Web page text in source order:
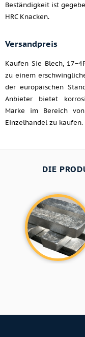
Beständigkeit ist
HRC Knacken.
Versandpreis
Kaufen Sie Blech,
zu einem
der europäischen
Anbieter bietet
Marke im Bereich
Einzelhandel zu kaufen.
DIE